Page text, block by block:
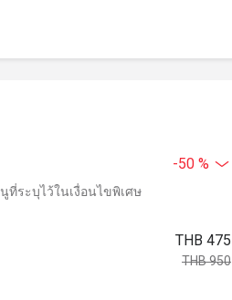
-50 %
ที่ระบุไว้ในเงื่อนไขพิเศษ
THB 475
THB 950